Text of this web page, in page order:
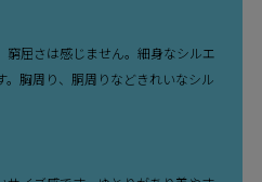
屈さは感じません。細身なシルエ
。胸周り、胴周りなどきれいなシル